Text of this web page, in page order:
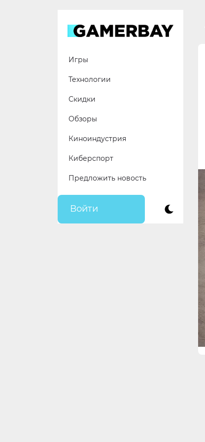
Игры
Технологии
Скидки
Обзоры
Киноиндустрия
Киберспорт
Предложить новость
Войти